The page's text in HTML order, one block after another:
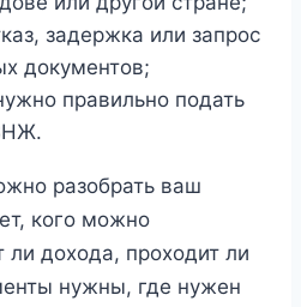
задержка или запрос
документов;
правильно подать
разобрать ваш
кого можно
ли дохода, проходит ли
нужны, где нужен